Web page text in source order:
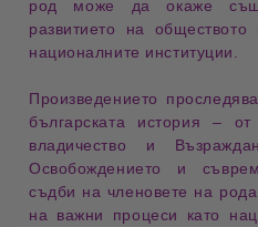
род може да окаже
развитието на
националните институции.
Произведението
българската история –
владичество и
Освобождението и
съдби на членовете на рода
на важни процеси като